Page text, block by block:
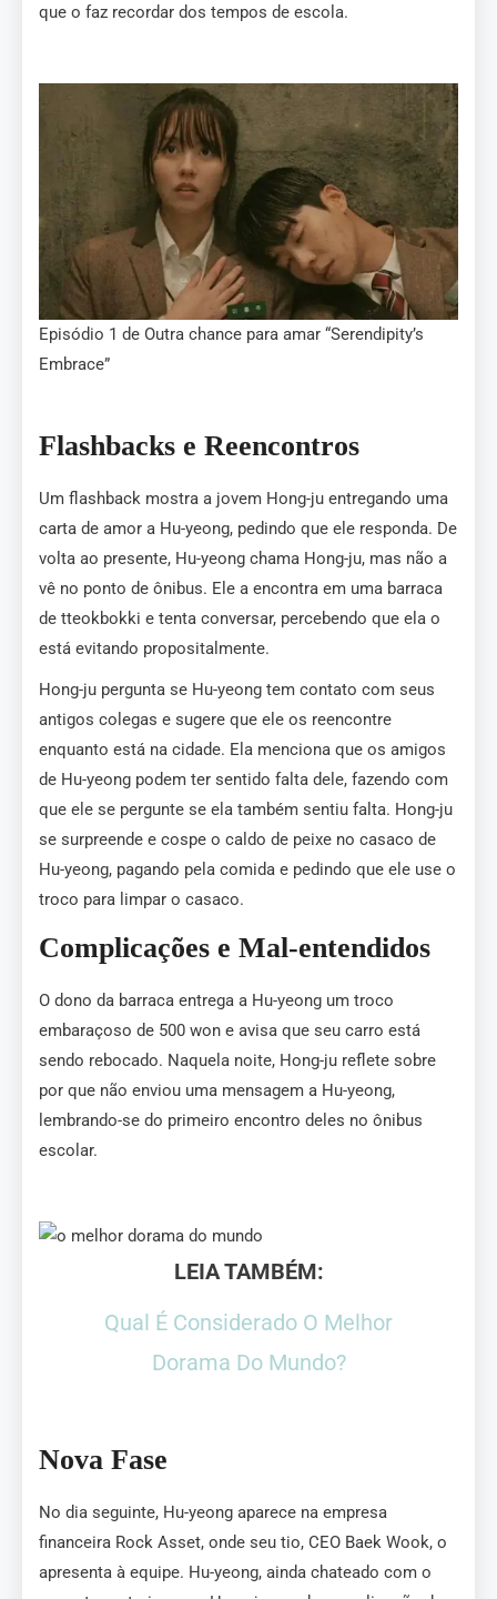
que o faz recordar dos tempos de escola.
Episódio 1 de Outra chance para amar “Serendipity’s
Embrace”
Flashbacks e Reencontros
Um flashback mostra a jovem Hong-ju entregando uma
carta de amor a Hu-yeong, pedindo que ele responda. De
volta ao presente, Hu-yeong chama Hong-ju, mas não a
vê no ponto de ônibus. Ele a encontra em uma barraca
de tteokbokki e tenta conversar, percebendo que ela o
está evitando propositalmente.
Hong-ju pergunta se Hu-yeong tem contato com seus
antigos colegas e sugere que ele os reencontre
enquanto está na cidade. Ela menciona que os amigos
de Hu-yeong podem ter sentido falta dele, fazendo com
que ele se pergunte se ela também sentiu falta. Hong-ju
se surpreende e cospe o caldo de peixe no casaco de
Hu-yeong, pagando pela comida e pedindo que ele use o
troco para limpar o casaco.
Complicações e Mal-entendidos
O dono da barraca entrega a Hu-yeong um troco
embaraçoso de 500 won e avisa que seu carro está
sendo rebocado. Naquela noite, Hong-ju reflete sobre
por que não enviou uma mensagem a Hu-yeong,
lembrando-se do primeiro encontro deles no ônibus
escolar.
LEIA TAMBÉM:
Qual É Considerado O Melhor
Dorama Do Mundo?
Nova Fase
No dia seguinte, Hu-yeong aparece na empresa
financeira Rock Asset, onde seu tio, CEO Baek Wook, o
apresenta à equipe. Hu-yeong, ainda chateado com o